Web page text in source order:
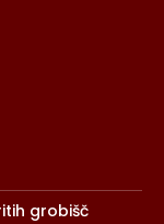
grobišč